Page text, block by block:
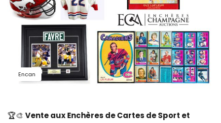
Encan
🏆🎨 Vente aux Enchères de Cartes de Sport et